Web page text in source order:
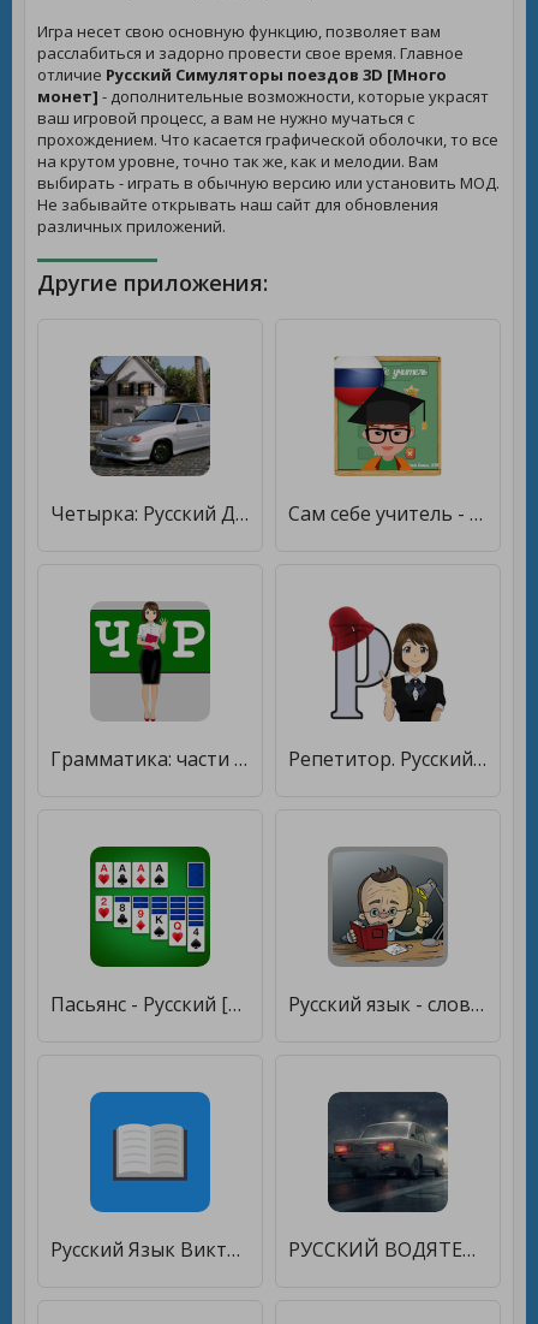
Игра несет свою основную функцию, позволяет вам
расслабиться и задорно провести свое время. Главное
отличие Русский Симуляторы поездов 3D [Много
монет] - дополнительные возможности, которые украсят
ваш игровой процесс, а вам не нужно мучаться с
прохождением. Что касается графической оболочки, то все
на крутом уровне, точно так же, как и мелодии. Вам
выбирать - играть в обычную версию или установить МОД.
Не забывайте открывать наш сайт для обновления
различных приложений.
Другие приложения:
Четырка: Русский Дрифт Зима [Мод меню] Сам себе учитель - Русский язык без ошибок [Много монет]
Грамматика: части речи - русский язык [Мод меню] Репетитор. Русский язык [Много монет]
Пасьянс - Русский [Много монет] Русский язык - словарные слова [Много монет]
Русский Язык Викторина [Много монет] РУССКИЙ ВОДЯТЕЛ - ЛУЧШИЕ ГОНКИ [Много монет]